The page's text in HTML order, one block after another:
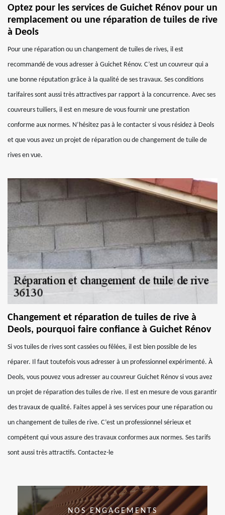
Optez pour les services de Guichet Rénov pour un
remplacement ou une réparation de tuiles de rive
à Deols
Pour une réparation ou un changement de tuiles de rives, il est
recommandé de vous adresser à Guichet Rénov. C’est un couvreur qui a
une bonne réputation grâce à la qualité de ses travaux. Ses conditions
tarifaires sont aussi très attractives par rapport à la concurrence. Avec ses
couvreurs tuiliers, il est en mesure de vous fournir une prestation
conforme aux normes. N’hésitez pas à le contacter si vous résidez à Deols
et que vous avez un projet de réparation ou de changement de tuile de
rives en vue.
Changement et réparation de tuiles de rive à
Deols, pourquoi faire confiance à Guichet Rénov
Si vos tuiles de rives sont cassées ou fêlées, il est bien possible de les
réparer. Il faut toutefois vous adresser à un professionnel expérimenté. À
Deols, vous pouvez vous adresser au couvreur Guichet Rénov si vous avez
un projet de réparation des tuiles de rive. Il est en mesure de vous garantir
des travaux de qualité. Faites appel à ses services pour une réparation ou
un changement de tuiles de rive. C’est un professionnel sérieux et
compétent qui vous assure des travaux conformes aux normes. Ses tarifs
sont aussi très attractifs. Contactez-le
NOS ENGAGEMENTS